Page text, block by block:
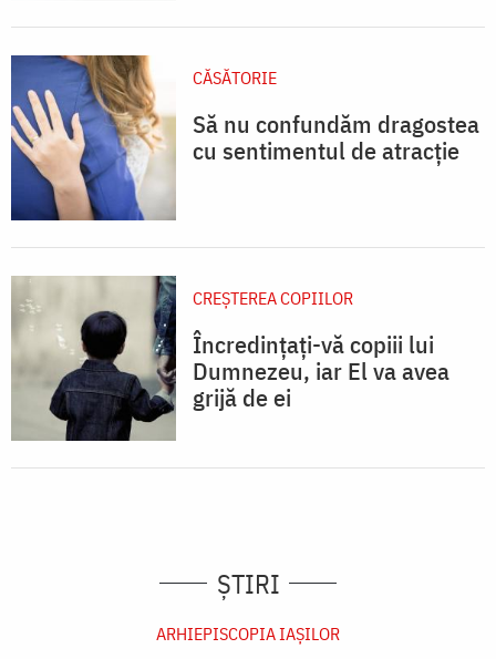
CĂSĂTORIE
Să nu confundăm dragostea
cu sentimentul de atracție
CREŞTEREA COPIILOR
Încredințați-vă copiii lui
Dumnezeu, iar El va avea
grijă de ei
ȘTIRI
ARHIEPISCOPIA IAŞILOR